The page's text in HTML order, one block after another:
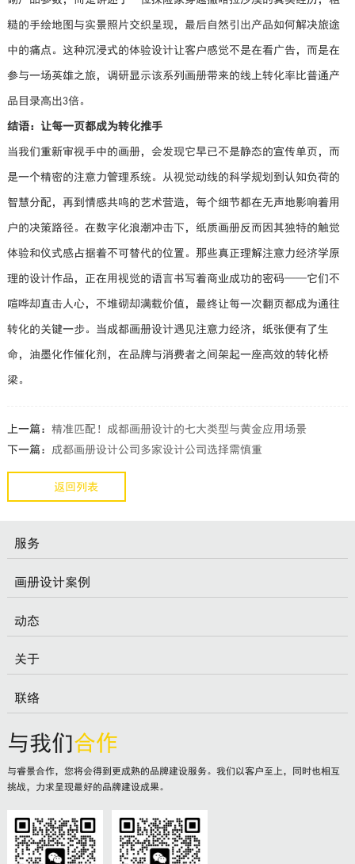
糙的手绘地图与实景照片交织呈现，最后自然引出产品如何解决旅途
中的痛点。这种沉浸式的体验设计让客户感觉不是在看广告，而是在
参与一场英雄之旅，调研显示该系列画册带来的线上转化率比普通产
品目录高出3倍。
结语：让每一页都成为转化推手
当我们重新审视手中的画册，会发现它早已不是静态的宣传单页，而
是一个精密的注意力管理系统。从视觉动线的科学规划到认知负荷的
智慧分配，再到情感共鸣的艺术营造，每个细节都在无声地影响着用
户的决策路径。在数字化浪潮冲击下，纸质画册反而因其独特的触觉
体验和仪式感占据着不可替代的位置。那些真正理解注意力经济学原
理的设计作品，正在用视觉的语言书写着商业成功的密码——它们不
喧哗却直击人心，不堆砌却满载价值，最终让每一次翻页都成为通往
转化的关键一步。当成都画册设计遇见注意力经济，纸张便有了生
命，油墨化作催化剂，在品牌与消费者之间架起一座高效的转化桥
梁。
上一篇： 精准匹配！成都画册设计的七大类型与黄金应用场景
下一篇： 成都画册设计公司多家设计公司选择需慎重
返回列表
服务
画册设计案例
动态
关于
联络
与我们合作
与睿景合作，您将会得到更成熟的品牌建设服务。我们以客户至上，同时也相互
挑战，力求呈现最好的品牌建设成果。